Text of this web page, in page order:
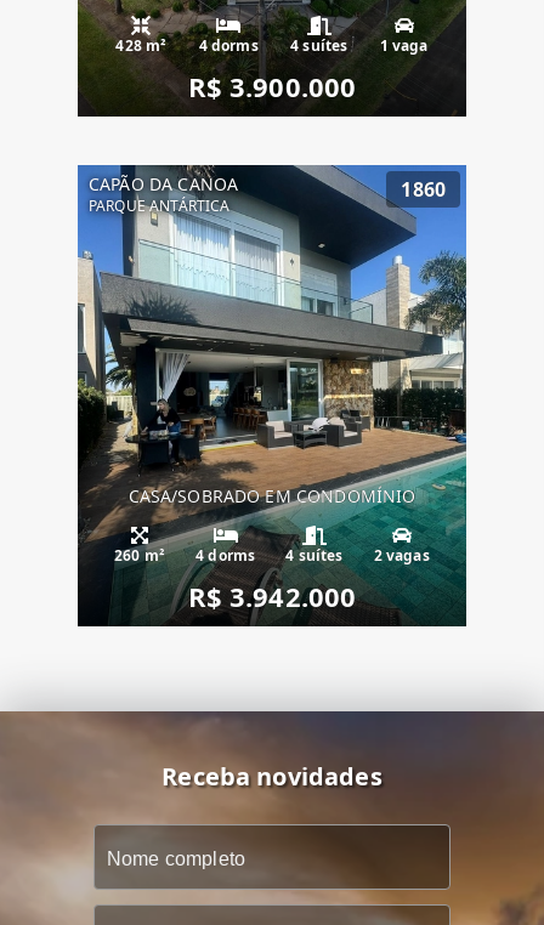
428 m² 4 dorms 4 suítes 1 vaga
R$ 3.900.000
CAPÃO DA CANOA
PARQUE ANTÁRTICA
1860
CASA/SOBRADO EM CONDOMÍNIO
260 m² 4 dorms 4 suítes 2 vagas
R$ 3.942.000
Receba novidades